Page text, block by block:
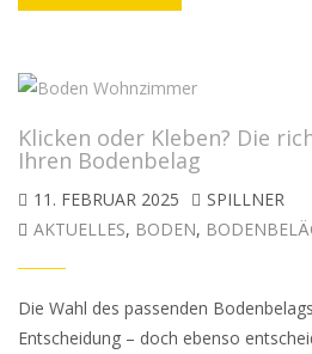
Klicken oder Kleben? Die
Ihren Bodenbelag
11. FEBRUAR 2025
SPILLNER
AKTUELLES, BODEN,
Die Wahl des passenden
Entscheidung – doch ebenso